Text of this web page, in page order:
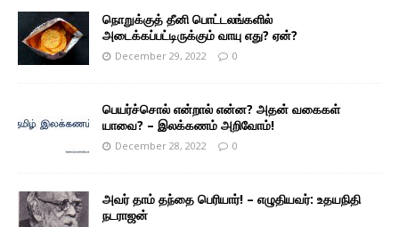
நொறுக்குத் தீனி பொட்டலங்களில்
அடைக்கப்பட்டிருக்கும் வாயு எது? ஏன்?
December 29, 2022 0
பெயர்ச்சொல் என்றால் என்ன? அதன் வகைகள்
யாவை? – இலக்கணம் அறிவோம்!
December 28, 2022 0
அவர் தாம் தந்தை பெரியார்! – எழுதியவர்: உதயநிதி
நடராஜன்